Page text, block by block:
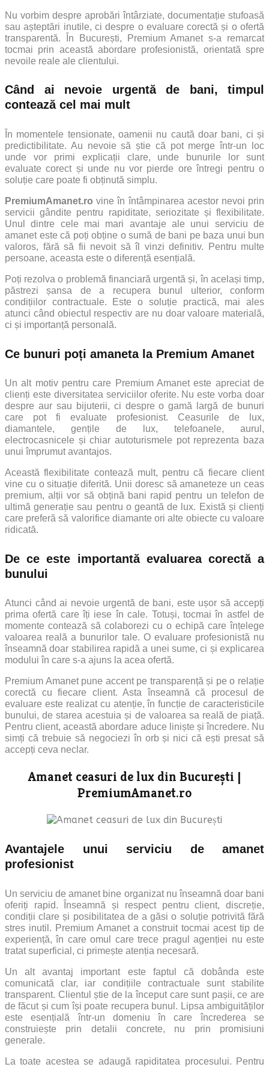
Nu vorbim despre aprobări întârziate, documentație stufoasă
sau așteptări inutile, ci despre o evaluare corectă și o ofertă
transparentă. În București, Premium Amanet s-a remarcat
tocmai prin această abordare profesionistă, orientată spre
nevoile reale ale clientului.
Când ai nevoie urgentă de bani, timpul
contează cel mai mult
În momentele tensionate, oamenii nu caută doar bani, ci și
predictibilitate. Au nevoie să știe că pot merge într-un loc
unde vor primi explicații clare, unde bunurile lor sunt
evaluate corect și unde nu vor pierde ore întregi pentru o
soluție care poate fi obținută simplu.
PremiumAmanet.ro vine în întâmpinarea acestor nevoi prin
servicii gândite pentru rapiditate, seriozitate și flexibilitate.
Unul dintre cele mai mari avantaje ale unui serviciu de
amanet este că poți obține o sumă de bani pe baza unui bun
valoros, fără să fii nevoit să îl vinzi definitiv. Pentru multe
persoane, aceasta este o diferență esențială.
Poți rezolva o problemă financiară urgentă și, în același timp,
păstrezi șansa de a recupera bunul ulterior, conform
condițiilor contractuale. Este o soluție practică, mai ales
atunci când obiectul respectiv are nu doar valoare materială,
ci și importanță personală.
Ce bunuri poți amaneta la Premium Amanet
Un alt motiv pentru care Premium Amanet este apreciat de
clienți este diversitatea serviciilor oferite. Nu este vorba doar
despre aur sau bijuterii, ci despre o gamă largă de bunuri
care pot fi evaluate profesionist. Ceasurile de lux,
diamantele, gențile de lux, telefoanele, aurul,
electrocasnicele și chiar autoturismele pot reprezenta baza
unui împrumut avantajos.
Această flexibilitate contează mult, pentru că fiecare client
vine cu o situație diferită. Unii doresc să amaneteze un ceas
premium, alții vor să obțină bani rapid pentru un telefon de
ultimă generație sau pentru o geantă de lux. Există și clienți
care preferă să valorifice diamante ori alte obiecte cu valoare
ridicată.
De ce este importantă evaluarea corectă a
bunului
Atunci când ai nevoie urgentă de bani, este ușor să accepți
prima ofertă care îți iese în cale. Totuși, tocmai în astfel de
momente contează să colaborezi cu o echipă care înțelege
valoarea reală a bunurilor tale. O evaluare profesionistă nu
înseamnă doar stabilirea rapidă a unei sume, ci și explicarea
modului în care s-a ajuns la acea ofertă.
Premium Amanet pune accent pe transparență și pe o relație
corectă cu fiecare client. Asta înseamnă că procesul de
evaluare este realizat cu atenție, în funcție de caracteristicile
bunului, de starea acestuia și de valoarea sa reală de piață.
Pentru client, această abordare aduce liniște și încredere. Nu
simți că trebuie să negociezi în orb și nici că ești presat să
accepți ceva neclar.
Amanet ceasuri de lux din București |
PremiumAmanet.ro
Avantajele unui serviciu de amanet
profesionist
Un serviciu de amanet bine organizat nu înseamnă doar bani
oferiți rapid. Înseamnă și respect pentru client, discreție,
condiții clare și posibilitatea de a găsi o soluție potrivită fără
stres inutil. Premium Amanet a construit tocmai acest tip de
experiență, în care omul care trece pragul agenției nu este
tratat superficial, ci primește atenția necesară.
Un alt avantaj important este faptul că dobânda este
comunicată clar, iar condițiile contractuale sunt stabilite
transparent. Clientul știe de la început care sunt pașii, ce are
de făcut și cum își poate recupera bunul. Lipsa ambiguităților
este esențială într-un domeniu în care încrederea se
construiește prin detalii concrete, nu prin promisiuni
generale.
La toate acestea se adaugă rapiditatea procesului. Pentru